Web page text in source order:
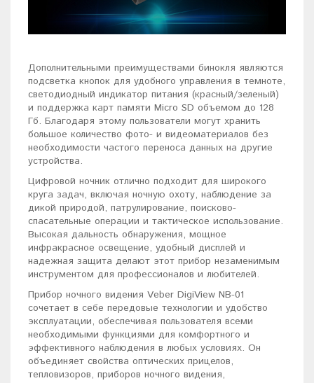
Дополнительными преимуществами бинокля являются
подсветка кнопок для удобного управления в темноте,
светодиодный индикатор питания (красный/зеленый)
и поддержка карт памяти Micro SD объемом до 128
Гб. Благодаря этому пользователи могут хранить
большое количество фото- и видеоматериалов без
необходимости частого переноса данных на другие
устройства.
Цифровой ночник отлично подходит для широкого
круга задач, включая ночную охоту, наблюдение за
дикой природой, патрулирование, поисково-
спасательные операции и тактическое использование.
Высокая дальность обнаружения, мощное
инфракрасное освещение, удобный дисплей и
надежная защита делают этот прибор незаменимым
инструментом для профессионалов и любителей.
Прибор ночного видения Veber DigiView NB-01
сочетает в себе передовые технологии и удобство
эксплуатации, обеспечивая пользователя всеми
необходимыми функциями для комфортного и
эффективного наблюдения в любых условиях. Он
объединяет свойства оптических прицелов,
тепловизоров, приборов ночного видения,